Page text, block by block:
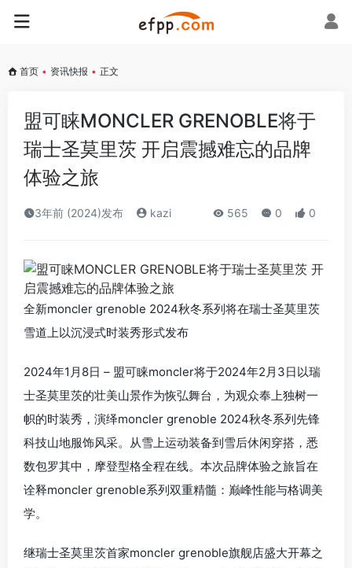
首页 • 资讯快报 • 正文
盟可睐MONCLER GRENOBLE将于
瑞士圣莫里茨 开启震撼难忘的品牌
体验之旅
3年前 (2024)发布 kazi 565 0 0
全新moncler grenoble 2024秋冬系列将在瑞士圣莫里茨
雪道上以沉浸式时装秀形式发布
2024年1月8日 – 盟可睐moncler将于2024年2月3日以瑞
士圣莫里茨的壮美山景作为恢弘舞台，为观众奉上独树一
帜的时装秀，演绎moncler grenoble 2024秋冬系列先锋
科技山地服饰风采。从雪上运动装备到雪后休闲穿搭，悉
数包罗其中，摩登型格全程在线。本次品牌体验之旅旨在
诠释moncler grenoble系列双重精髓：巅峰性能与格调美
学。
继瑞士圣莫里茨首家moncler grenoble旗舰店盛大开幕之